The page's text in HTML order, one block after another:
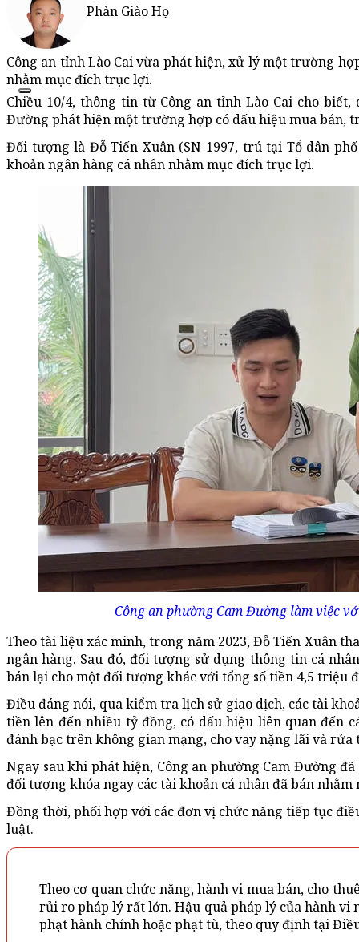
Phàn Giào Họ
Công an tỉnh Lào Cai vừa phát hiện, xử lý một trường
nhằm mục đích trục lợi.
Chiều 10/4, thông tin từ Công an tỉnh Lào Cai cho
Đường phát hiện một trường hợp có dấu hiệu mua bán,
Đối tượng là Đỗ Tiến Xuân (SN 1997, trú tại Tổ dân
khoản ngân hàng cá nhân nhằm mục đích trục lợi.
Công an phường Cam Đường làm việc
Theo tài liệu xác minh, trong năm 2023, Đỗ Tiến Xuân
ngân hàng. Sau đó, đối tượng sử dụng thông tin cá
bán lại cho một đối tượng khác với tổng số tiền 4,5 triệu
Điều đáng nói, qua kiểm tra lịch sử giao dịch, các tài
tiền lên đến nhiều tỷ đồng, có dấu hiệu liên quan đến
đánh bạc trên không gian mạng, cho vay nặng lãi và rửa
Ngay sau khi phát hiện, Công an phường Cam Đường
đối tượng khóa ngay các tài khoản cá nhân đã bán
Đồng thời, phối hợp với các đơn vị chức năng tiếp tục
luật.
Theo cơ quan chức năng, hành vi mua bán, cho
rủi ro pháp lý rất lớn. Hậu quả pháp lý của hành
phạt hành chính hoặc phạt tù, theo quy định tại